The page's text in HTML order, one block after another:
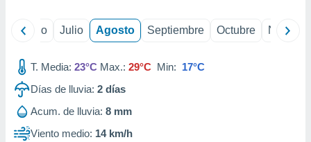
1199
Junio Julio Agosto Septiembre Octubre
T. Media: 23°C Max.: 29°C Min: 17°C
Días de lluvia: 2 días
Acum. de lluvia: 8 mm
Viento medio: 14 km/h